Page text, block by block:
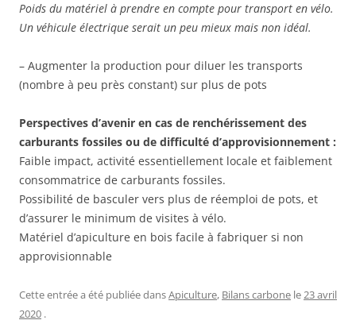
Poids du matériel à prendre en compte pour transport en vélo.
Un véhicule électrique serait un peu mieux mais non idéal.
– Augmenter la production pour diluer les transports
(nombre à peu près constant) sur plus de pots
Perspectives d’avenir en cas de renchérissement des
carburants fossiles ou de difficulté d’approvisionnement :
Faible impact, activité essentiellement locale et faiblement
consommatrice de carburants fossiles.
Possibilité de basculer vers plus de réemploi de pots, et
d’assurer le minimum de visites à vélo.
Matériel d’apiculture en bois facile à fabriquer si non
approvisionnable
Cette entrée a été publiée dansApiculture, Bilans carbone le23 avril
2020 .